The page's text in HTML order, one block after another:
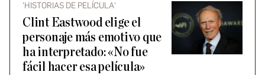
'HISTORIAS DE PELÍCULA'
Clint Eastwood elige el
personaje más emotivo que
ha interpretado: «No fue
fácil hacer esa película»